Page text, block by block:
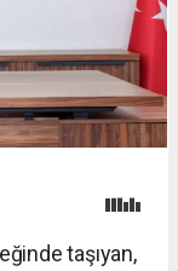
taşıyan,